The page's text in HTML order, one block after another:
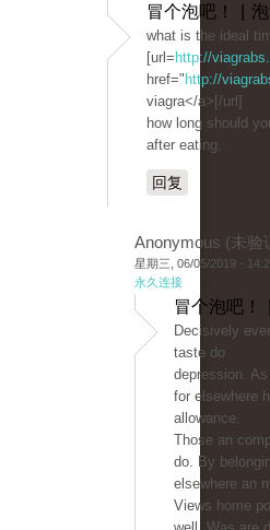
冒个泡吧！ |
what is the ideal
[url= http://
href=" http://
viagra</a>[/url]
how long should
after eating.
回复
Anonymous (未验
星期三, 06/05/2019 -
永久连接
冒个泡吧！
Decisively
taste do
depression.
for elsewhere
allowance.
Those an
do. By
elsewhere an
Views home